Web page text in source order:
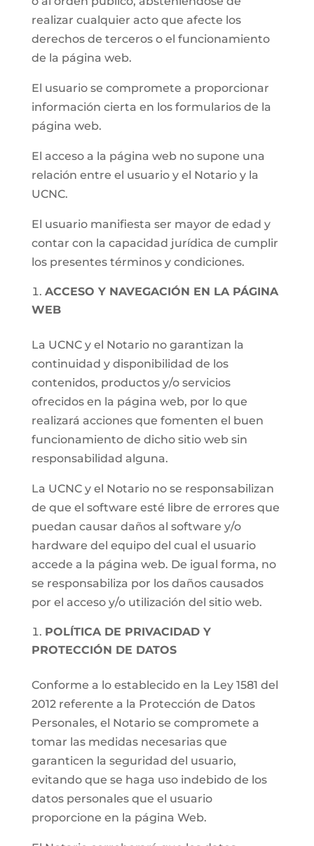
realizar cualquier acto que afecte los
derechos de terceros o el funcionamiento
de la página web.
El usuario se compromete a proporcionar
información cierta en los formularios de la
página web.
El acceso a la página web no supone una
relación entre el usuario y el Notario y la
UCNC.
El usuario manifiesta ser mayor de edad y
contar con la capacidad jurídica de cumplir
los presentes términos y condiciones.
ACCESO Y NAVEGACIÓN EN LA PÁGINA
WEB
La UCNC y el Notario no garantizan la
continuidad y disponibilidad de los
contenidos, productos y/o servicios
ofrecidos en la página web, por lo que
realizará acciones que fomenten el buen
funcionamiento de dicho sitio web sin
responsabilidad alguna.
La UCNC y el Notario no se responsabilizan
de que el software esté libre de errores que
puedan causar daños al software y/o
hardware del equipo del cual el usuario
accede a la página web. De igual forma, no
se responsabiliza por los daños causados
por el acceso y/o utilización del sitio web.
POLÍTICA DE PRIVACIDAD Y
PROTECCIÓN DE DATOS
Conforme a lo establecido en la Ley 1581 del
2012 referente a la Protección de Datos
Personales, el Notario se compromete a
tomar las medidas necesarias que
garanticen la seguridad del usuario,
evitando que se haga uso indebido de los
datos personales que el usuario
proporcione en la página Web.